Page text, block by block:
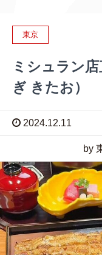
東京
ミシュラン
ぎ きたお）
2024.12.11
by